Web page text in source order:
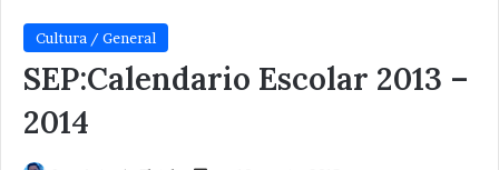
Cultura / General
SEP:Calendario Escolar 2013 –
2014